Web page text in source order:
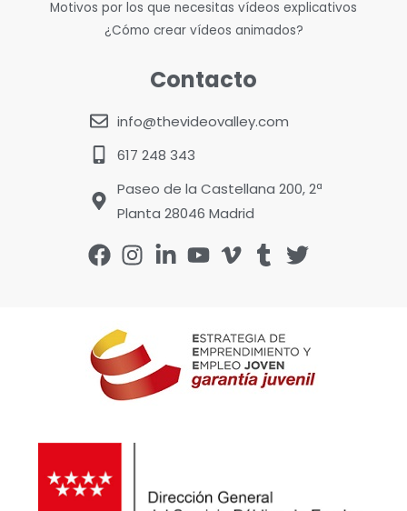
Motivos por los que necesitas vídeos explicativos
¿Cómo crear vídeos animados?
Contacto
info@thevideovalley.com
617 248 343
Paseo de la Castellana 200, 2ª
Planta 28046 Madrid